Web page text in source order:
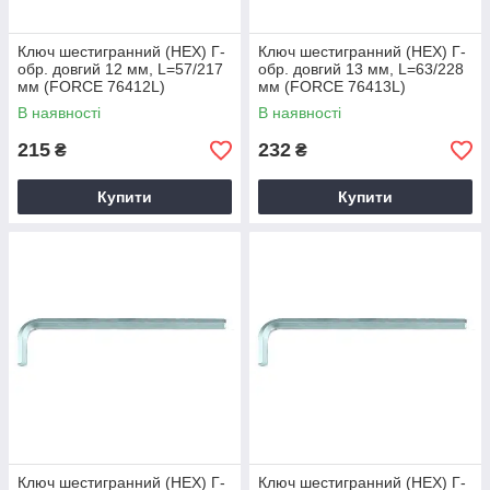
Ключ шестигранний (HEX) Г-
обр. довгий 12 мм, L=57/217
мм (FORCE 76412L)
В наявності
215 ₴
Купити
Ключ шестигранний (HEX) Г-
обр. довгий 13 мм, L=63/228
мм (FORCE 76413L)
В наявності
232 ₴
Купити
Ключ шестигранний (HEX) Г- Ключ шестигранний (HEX) Г-